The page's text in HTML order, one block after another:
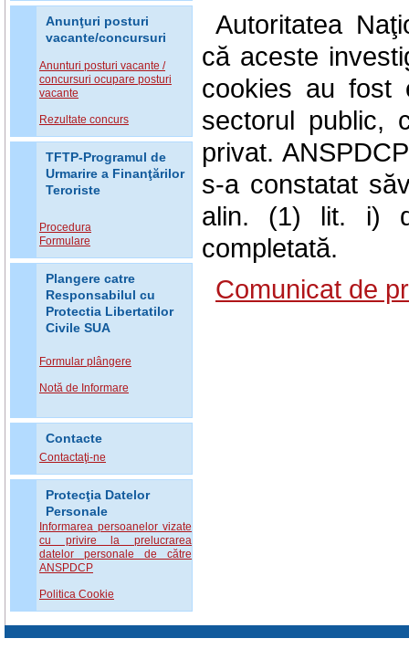
Anunţuri posturi
vacante/concursuri
Anunturi posturi vacante /
concursuri ocupare posturi
vacante
Rezultate concurs
TFTP-Programul de
Urmarire a Finanţărilor
Teroriste
Procedura
Formulare
Plangere catre
Responsabilul cu
Protectia Libertatilor
Civile SUA
Formular plângere
Notă de Informare
Contacte
Contactaţi-ne
Protecţia Datelor
Personale
Informarea persoanelor vizate
cu privire la prelucrarea
datelor personale de către
ANSPDCP
Politica Cookie
Autoritatea
că aceste
cookies au fost
sectorul public,
privat.
s-a constatat
alin. (1) lit. i)
completată.
Comunicat de